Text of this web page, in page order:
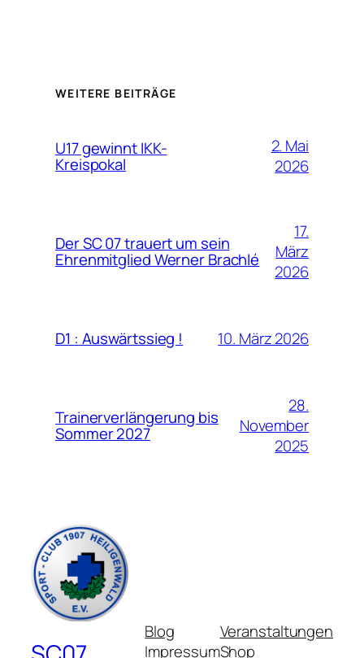
WEITERE BEITRÄGE
U17 gewinnt IKK-
Kreispokal
2. Mai
2026
Der SC 07 trauert um sein
Ehrenmitglied Werner Brachlé
17.
März
2026
D1 : Auswärtssieg ! 10. März 2026
Trainerverlängerung bis
Sommer 2027
28.
November
2025
Blog
Impressum
Veranstaltungen
Shop